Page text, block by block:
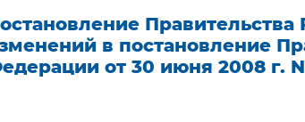
Правительства
в постановление
от 30 июня 2008 г.